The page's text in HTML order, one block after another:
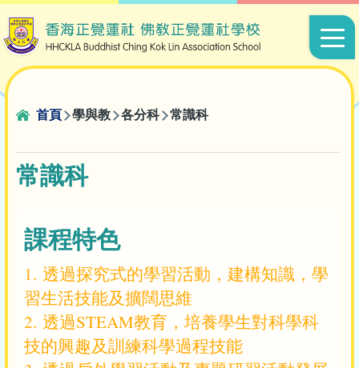
移至主內容
Main
導
連
結
首頁 學與教 各分科 常識科
常識科
課程特色
1. 透過探究式的學習活動，建構知識，學
習生活技能及擴闊思維
2. 透過STEAM教育，培養學生對科學科
技的興趣及訓練科學過程技能